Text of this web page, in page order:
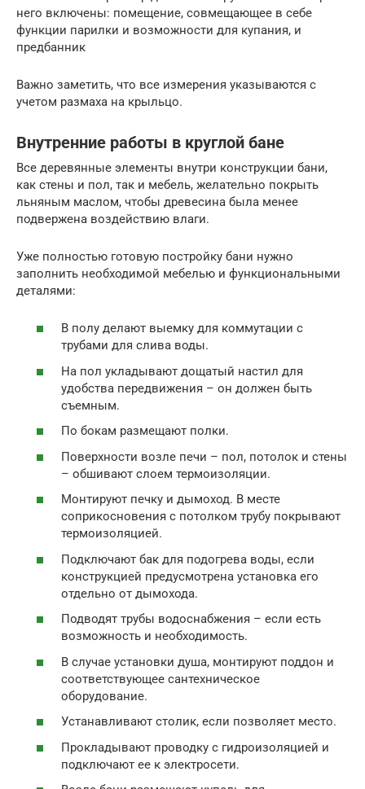
него включены: помещение, совмещающее в себе
функции парилки и возможности для купания, и
предбанник
Важно заметить, что все измерения указываются с
учетом размаха на крыльцо.
Внутренние работы в круглой бане
Все деревянные элементы внутри конструкции бани,
как стены и пол, так и мебель, желательно покрыть
льняным маслом, чтобы древесина была менее
подвержена воздействию влаги.
Уже полностью готовую постройку бани нужно
заполнить необходимой мебелью и функциональными
деталями:
В полу делают выемку для коммутации с
трубами для слива воды.
На пол укладывают дощатый настил для
удобства передвижения – он должен быть
съемным.
По бокам размещают полки.
Поверхности возле печи – пол, потолок и стены
– обшивают слоем термоизоляции.
Монтируют печку и дымоход. В месте
соприкосновения с потолком трубу покрывают
термоизоляцией.
Подключают бак для подогрева воды, если
конструкцией предусмотрена установка его
отдельно от дымохода.
Подводят трубы водоснабжения – если есть
возможность и необходимость.
В случае установки душа, монтируют поддон и
соответствующее сантехническое
оборудование.
Устанавливают столик, если позволяет место.
Прокладывают проводку с гидроизоляцией и
подключают ее к электросети.